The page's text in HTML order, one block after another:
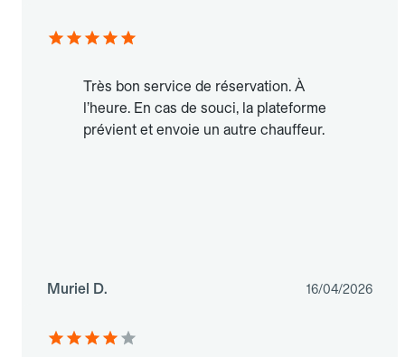
Très bon service de réservation. À
l’heure. En cas de souci, la plateforme
prévient et envoie un autre chauffeur.
Muriel D. 16/04/2026